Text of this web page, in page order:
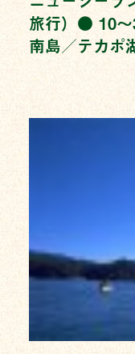
旅行）● 10〜
南島／テカポ